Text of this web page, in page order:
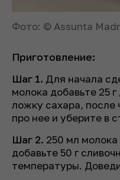
Фото: © Assunta
Приготовление:
Шаг 1. Для начала
молока добавьте 25
ложку сахара, после
про нее и уберите в
Шаг 2. 250 мл молока
добавьте 50 г
температуры.